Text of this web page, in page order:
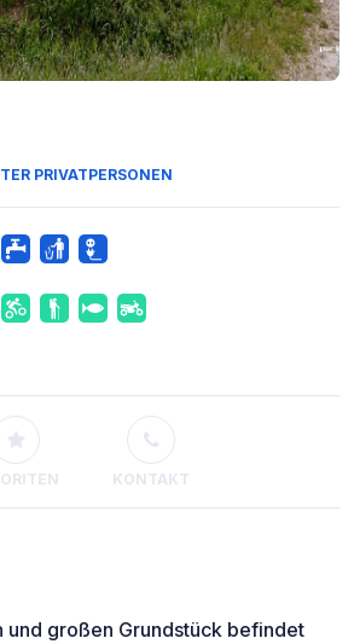
PRIVATPERSONEN
KONTAKT
und großen Grundstück befindet